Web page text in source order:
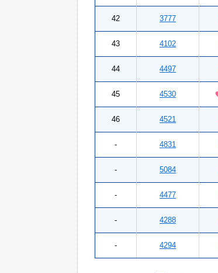
42 3777
43 4102
44 4497
45 4530
46 4521
- 4831
- 5084
- 4477
- 4288
- 4294